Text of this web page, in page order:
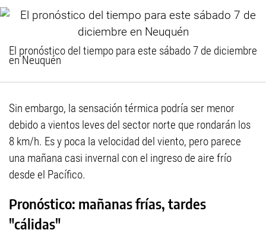
El pronóstico del tiempo para este sábado 7 de diciembre
en Neuquén
Sin embargo, la sensación térmica podría ser menor
debido a vientos leves del sector norte que rondarán los
8 km/h. Es y poca la velocidad del viento, pero parece
una mañana casi invernal con el ingreso de aire frío
desde el Pacífico.
Pronóstico: mañanas frías, tardes
"cálidas"